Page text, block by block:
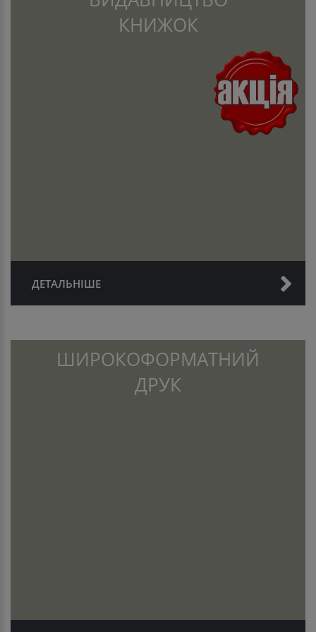
КНИЖОК
ДЕТАЛЬНІШЕ
ШИРОКОФОРМАТНИЙ
ДРУК